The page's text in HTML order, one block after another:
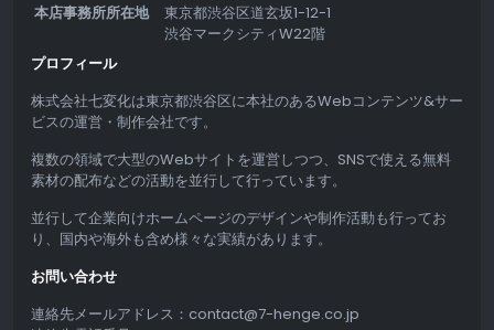
本店事務所所在地
東京都渋谷区道玄坂1-12-1
渋谷マークシティW22階
プロフィール
株式会社七変化は東京都渋谷区に本社のあるWebコンテンツ&サー
ビスの運営・制作会社です。
複数の領域で大型のWebサイトを運営しつつ、SNSで使える無料
素材の配布などの活動を並行して行っています。
並行して企業向けホームページのデザインや制作活動も行ってお
り、国内や海外も含め様々な実績があります。
お問い合わせ
連絡先メールアドレス：contact@7-henge.co.jp